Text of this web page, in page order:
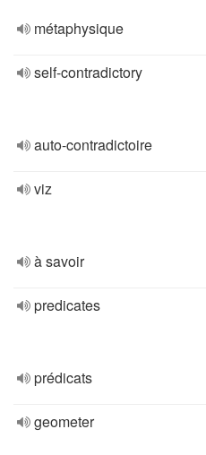
métaphysique
self-contradictory
auto-contradictoire
viz
à savoir
predicates
prédicats
geometer